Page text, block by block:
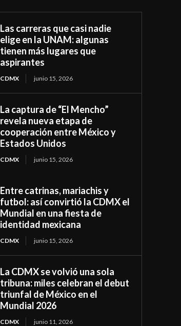
Las carreras que casi nadie
elige en la UNAM: algunas
tienen más lugares que
aspirantes
CDMX junio 15, 2026
La captura de “El Mencho”
revela nueva etapa de
cooperación entre México y
Estados Unidos
CDMX junio 15, 2026
Entre catrinas, mariachis y
futbol: así convirtió la CDMX el
Mundial en una fiesta de
identidad mexicana
CDMX junio 15, 2026
La CDMX se volvió una sola
tribuna: miles celebran el debut
triunfal de México en el
Mundial 2026
CDMX junio 11, 2026